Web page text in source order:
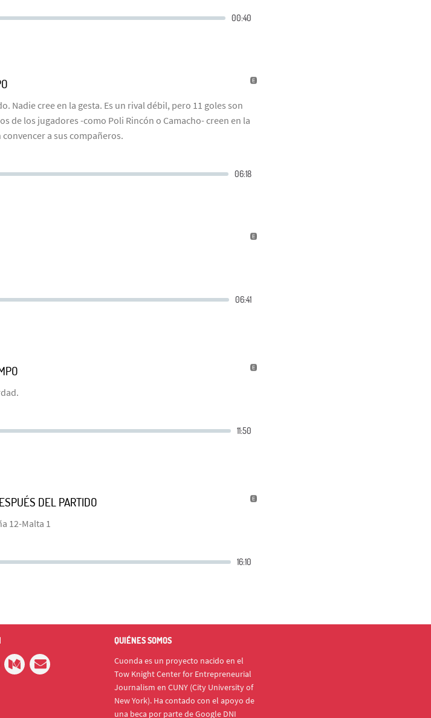
Nadie cree en la gesta. Es un rival débil, pero 11 goles son
de los jugadores -como Poli Rincón o Camacho- creen en la
a sus compañeros.
DEL PARTIDO
12-Malta 1
QUIÉNES SOMOS
Cuonda es un proyecto nacido en el
Tow Knight Center for Entrepreneurial
Journalism en CUNY (City University of
New York). Ha contado con el apoyo de
una beca por parte de Google DNI